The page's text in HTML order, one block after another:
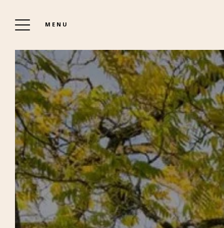
MENU
PRELUDIO
ORÍGENES
NUESTRA HISTORIA
EL LUGAR
CASTILLO DE RAZAY